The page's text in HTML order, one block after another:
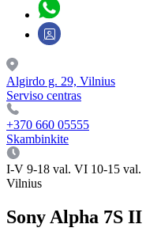
Algirdo g. 29, Vilnius
Serviso centras
+370 660 05555
Skambinkite
I-V 9-18 val. VI 10-15 val.
Vilnius
Sony Alpha 7S